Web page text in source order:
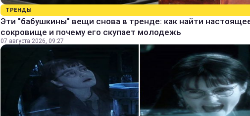
ТРЕНДЫ
Эти "бабушкины" вещи снова в тренде: как найти
сокровище и почему его скупает молодежь
07 августа 2026, 09:27